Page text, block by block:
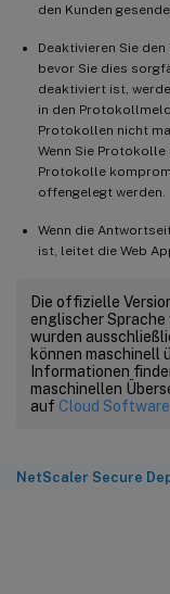
den Kunden
Deaktivieren Sie
bevor Sie dies
deaktiviert ist,
in den
Protokollen nicht
Wenn Sie Protokolle
Protokolle
offengelegt werden.
Wenn die
ist, leitet die Web
Die offizielle
englischer
wurden
können maschinell
Informationen
maschinellen
auf Cloud Software
NetScaler Secure